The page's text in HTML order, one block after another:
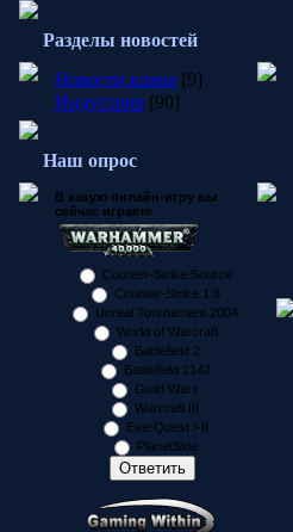
Разделы новостей
Новости клана [9]
Индустрия [90]
Наш опрос
В какую онлайн-игру вы
сейчас играете
Counter-Strike:Source
Counter-Strike 1.6
Unreal Tournament 2004
World of Warcraft
Battlefield 2
Battlefield 2142
Guild Wars
Warcraft III
EverQuest I-II
PlanetSide